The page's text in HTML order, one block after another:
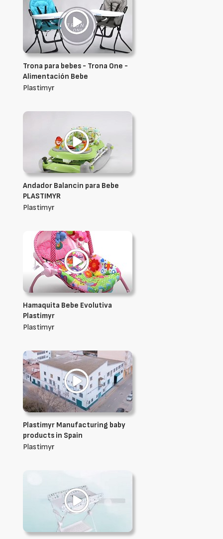
Trona para bebes - Trona One -
Alimentación Bebe
Plastimyr
Andador Balancin para Bebe
PLASTIMYR
Plastimyr
Hamaquita Bebe Evolutiva
Plastimyr
Plastimyr
Plastimyr Manufacturing baby
products in Spain
Plastimyr